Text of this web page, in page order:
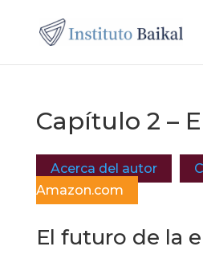
Capítulo 2 –
Acerca del autor
Amazon.com
El futuro de la